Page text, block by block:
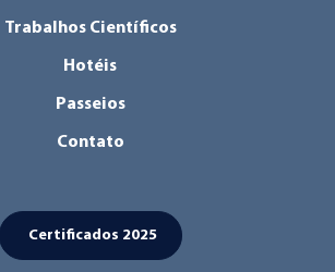
Trabalhos Científicos
Hotéis
Passeios
Contato
Certificados 2025